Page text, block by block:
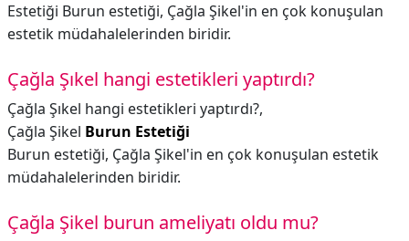
Estetiği Burun estetiği, Çağla Şikel'in en çok konuşulan
estetik müdahalelerinden biridir.
Çağla Şıkel hangi estetikleri yaptırdı?
Çağla Şıkel hangi estetikleri yaptırdı?,
Çağla Şikel Burun Estetiği
Burun estetiği, Çağla Şikel'in en çok konuşulan estetik
müdahalelerinden biridir.
Çağla Şikel burun ameliyatı oldu mu?